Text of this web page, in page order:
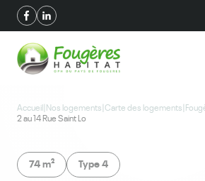
Accueil|Nos logements|Carte des logements|
2 au 14 Rue Saint Lo
74 m² Type 4